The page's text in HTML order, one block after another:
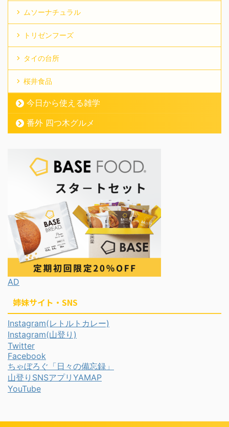
ムソーナチュラル
トリゼンフーズ
タイの台所
桜井食品
今日から使える雑学
番外 四つ木グルメ
AD
姉妹サイト・SNS
Instagram(レトルトカレー)
Instagram(山登り)
Twitter
Facebook
ちゃぼろぐ「日々の備忘録」
山登りSNSアプリYAMAP
YouTube